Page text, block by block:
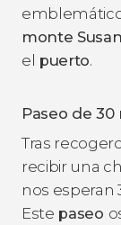
monte
el puerto.
Paseo de
Tras
recibir una
nos esperan
Este paseo